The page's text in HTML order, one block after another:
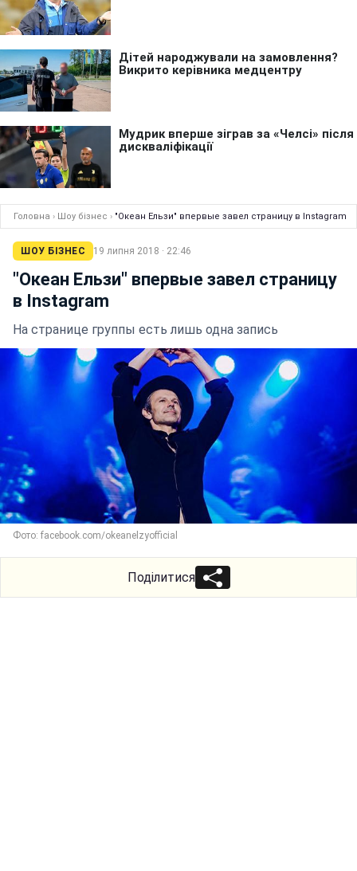
Головна › Шоу бізнес › "Океан Ельзи" впервые завел страницу в Instagram
ШОУ БІЗНЕС 19 липня 2018 · 22:46
"Океан Ельзи" впервые завел страницу
в Instagram
На странице группы есть лишь одна запись
Фото: facebook.com/okeanelzyofficial
Поділитися